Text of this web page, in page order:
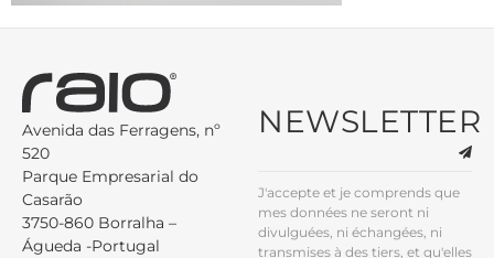
Avenida das Ferragens, nº
520
Parque Empresarial do
Casarão
3750-860 Borralha –
Águeda -Portugal
NEWSLETTER
J'accepte et je comprends que
mes données ne seront ni
divulguées, ni échangées, ni
transmises à des tiers, et qu'elles